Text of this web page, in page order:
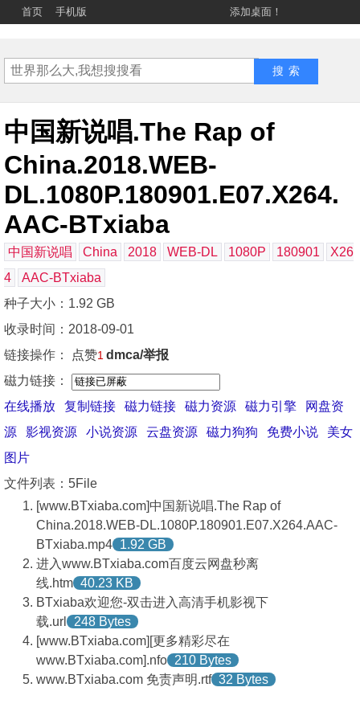
首页 手机版 添加桌面！
中国新说唱.The Rap of
China.2018.WEB-
DL.1080P.180901.E07.X264.
AAC-BTxiaba
中国新说唱 China 2018 WEB-DL 1080P 180901
X26
4
AAC-BTxiaba
种子大小：1.92 GB
收录时间：2018-09-01
链接操作：
点赞1 dmca/举报
磁力链接：
在线播放
复制链接 磁力链接 磁力资源 磁力引擎
网盘资
源
影视资源 小说资源 云盘资源 磁力狗狗 免费小说
美女
图片
文件列表：5File
[www.BTxiaba.com]中国新说唱.The Rap of
China.2018.WEB-DL.1080P.180901.E07.X264.AAC-
BTxiaba.mp4 1.92 GB
进入www.BTxiaba.com百度云网盘秒离
线.htm 40.23 KB
BTxiaba欢迎您-双击进入高清手机影视下
载.url
248 Bytes
[www.BTxiaba.com][更多精彩尽在
www.BTxiaba.com].nfo 210 Bytes
www.BTxiaba.com 免责声明.rtf 32 Bytes